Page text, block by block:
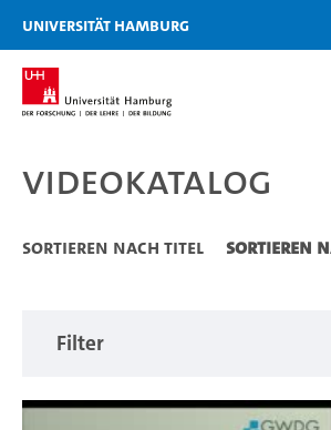
Zu den Filtern
Zur Metanavigation
Zur Hauptnavigation
Zur Suche
Zum Inhalt
Zum Seitenfuss
Universität Hamburg
Videokatalog
Videokatalog
Sortieren nach Titel Sortieren
Filter